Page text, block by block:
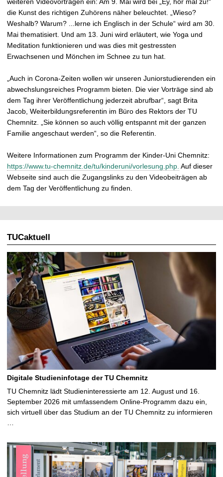
weiteren Videovorträgen ein: Am 9. Mai wird bei „Ey, hör mal zu!“
die Kunst des richtigen Zuhörens näher beleuchtet. „Wieso?
Weshalb? Warum? ...lerne ich Englisch in der Schule“ wird am 30.
Mai thematisiert. Und am 13. Juni wird erläutert, wie Yoga und
Meditation funktionieren und was dies mit gestressten
Erwachsenen und Mönchen im Schnee zu tun hat.
„Auch in Corona-Zeiten wollen wir unseren Juniorstudierenden ein
abwechslungsreiches Programm bieten. Die vier Vorträge sind ab
dem Tag ihrer Veröffentlichung jederzeit abrufbar“, sagt Brita
Jacob, Weiterbildungsreferentin im Büro des Rektors der TU
Chemnitz. „Sie können so auch völlig entspannt mit der ganzen
Familie angeschaut werden“, so die Referentin.
Weitere Informationen zum Programm der Kinder-Uni Chemnitz:
https://www.tu-chemnitz.de/tu/kinderuni/vorlesung.php. Auf dieser
Webseite sind auch die Zugangslinks zu den Videobeiträgen ab
dem Tag der Veröffentlichung zu finden.
TUCaktuell
Digitale Studieninfotage der TU Chemnitz
TU Chemnitz lädt Studieninteressierte am 12. August und 16.
September 2026 mit umfassendem Online-Programm dazu ein,
sich virtuell über das Studium an der TU Chemnitz zu informieren